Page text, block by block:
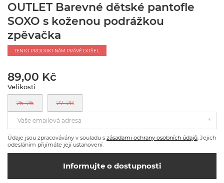
OUTLET Barevné dětské pantofle
SOXO s koženou podrážkou
zpěvačka
TENTO PRODUKT NÁM PRÁVĚ DOŠEL.
89,00 Kč
Velikosti
25–26 27–28
Vaše emailová adresa
Údaje jsou zpracovávány v souladu s zásadami ochrany osobních údajů . Jejich
odesláním přijímáte její ustanovení.
Informujte o dostupnosti